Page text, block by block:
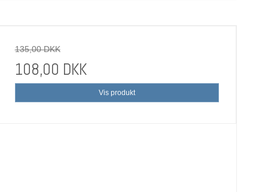
135,00 DKK
108,00 DKK
Vis produkt